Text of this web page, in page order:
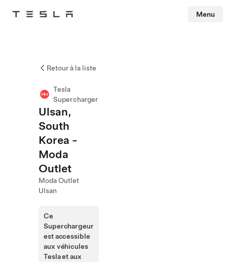
Tesla Menu
Retour à la liste
Tesla
Supercharger
Ulsan,
South
Korea -
Moda
Outlet
Moda Outlet
Ulsan
Ce
Superchargeur
est accessible
aux véhicules
Tesla et aux